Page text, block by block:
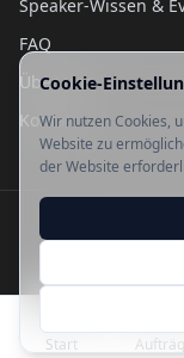
Start
Speaker-Wissen &
FAQ
Über uns
Kontakt
Cookie-
Wir nutzen Cookies,
Website zu
der Website